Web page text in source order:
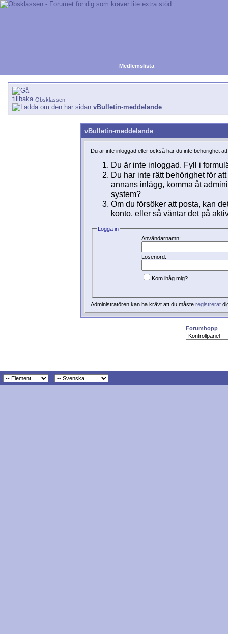
Medlemslista
Obsklassen
vBulletin-meddelande
vBulletin-meddelande
Du är inte inloggad eller också har du inte behörighet
Du är inte inloggad. Fyll i
Du har inte rätt behörighet för
annans inlägg, komma åt
system?
Om du försöker att posta, kan
konto, eller så väntar det på
Logga in
Användarnamn:
Lösenord:
Kom ihåg mig?
Administratören kan ha krävt att du måste registrerat
Forumhopp